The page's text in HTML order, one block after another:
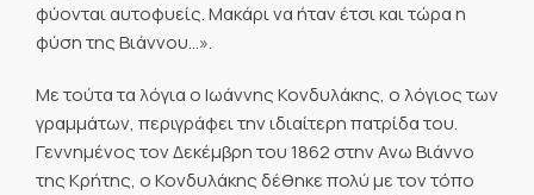
φύονται αυτοφυείς. Μακάρι να ήταν έτσι και τώρα η
φύση της Βιάννου…».
Με τούτα τα λόγια ο Ιωάννης Κονδυλάκης, ο λόγιος των
γραμμάτων, περιγράφει την ιδιαίτερη πατρίδα του.
Γεννημένος τον Δεκέμβρη του 1862 στην Ανω Βιάννο
της Κρήτης, ο Κονδυλάκης δέθηκε πολύ με τον τόπο